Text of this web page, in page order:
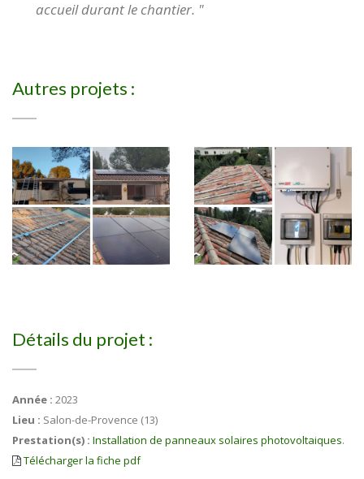
accueil durant le chantier. "
Autres projets :
Détails du projet :
Année : 2023
Lieu : Salon-de-Provence (13)
Prestation(s) : Installation de panneaux solaires photovoltaiques.
Télécharger la fiche pdf